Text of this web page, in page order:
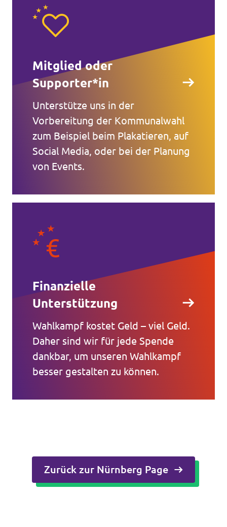
Mitglied oder
Supporter*in
Unterstütze uns in der
Vorbereitung der Kommunalwahl
zum Beispiel beim Plakatieren, auf
Social Media, oder bei der Planung
von Events.
Finanzielle
Unterstützung
Wahlkampf kostet Geld – viel Geld.
Daher sind wir für jede Spende
dankbar, um unseren Wahlkampf
besser gestalten zu können.
Zurück zur Nürnberg Page